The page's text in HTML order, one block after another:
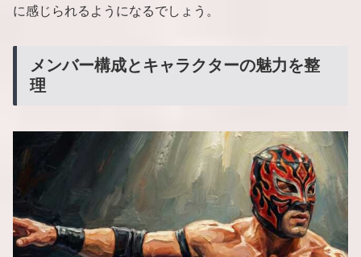
に感じられるようになるでしょう。
メンバー構成とキャラクターの魅力を整
理